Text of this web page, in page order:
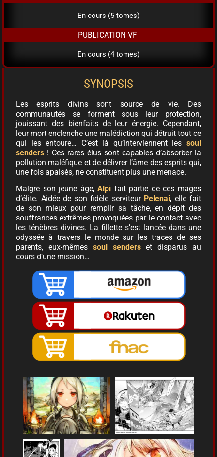
En cours (5 tomes)
PUBLICATION VF
En cours (4 tomes)
SYNOPSIS
Les esprits divins sont source de vie. Des
communautés se forment sous leur protection,
jouissant des bienfaits de leur énergie. Cependant,
leur mort enclenche une malédiction qui détruit tout ce
qui les entoure… C’est là qu’interviennent les soul
senders ! Ces rares élus sont capables d’absorber la
pollution maléfique et de délivrer l’âme des esprits qui,
une fois apaisés, ne constituent plus une menace.
Malgré son jeune âge,Alpi fait partie de ces mages
d’élite. Aidée de son fidèle serviteur Pelenai, elle fait
de son mieux pour remplir sa tâche, en dépit des
souffrances extrêmes provoquées par le contact avec
les ténèbres divines. La fillette s’est lancée dans une
odyssée à travers le monde sur les traces de ses
parents, eux-mêmes soul senderset disparus au
cours d’une mission…